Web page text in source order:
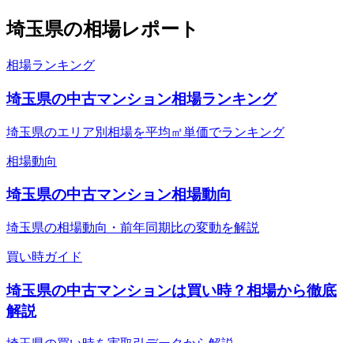
埼玉県の相場レポート
相場ランキング
埼玉県の中古マンション相場ランキング
埼玉県のエリア別相場を平均㎡単価でランキング
相場動向
埼玉県の中古マンション相場動向
埼玉県の相場動向・前年同期比の変動を解説
買い時ガイド
埼玉県の中古マンションは買い時？相場から徹底
解説